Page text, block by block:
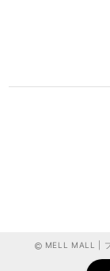
MELL MALL |